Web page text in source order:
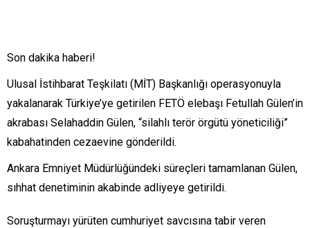
Son dakika haberi!
Ulusal İstihbarat Teşkilatı (MİT) Başkanlığı operasyonuyla
yakalanarak Türkiye’ye getirilen FETÖ elebaşı Fetullah Gülen’in
akrabası Selahaddin Gülen, “silahlı terör örgütü yöneticiliği”
kabahatinden cezaevine gönderildi.
Ankara Emniyet Müdürlüğündeki süreçleri tamamlanan Gülen,
sıhhat denetiminin akabinde adliyeye getirildi.
Soruşturmayı yürüten cumhuriyet savcısına tabir veren